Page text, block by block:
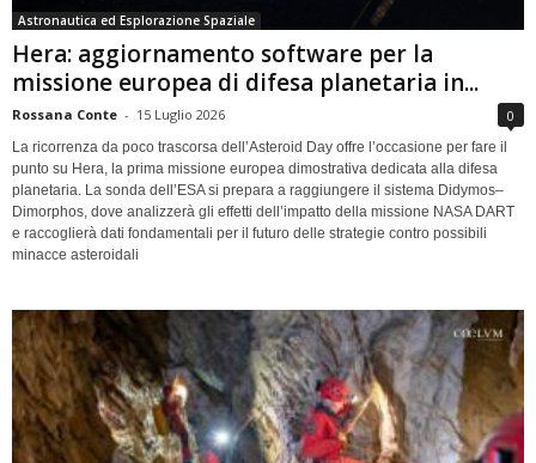
Astronautica ed Esplorazione Spaziale
Hera: aggiornamento software per la
missione europea di difesa planetaria in...
Rossana Conte - 15 Luglio 2026 0
La ricorrenza da poco trascorsa dell’Asteroid Day offre l’occasione per fare il
punto su Hera, la prima missione europea dimostrativa dedicata alla difesa
planetaria. La sonda dell’ESA si prepara a raggiungere il sistema Didymos–
Dimorphos, dove analizzerà gli effetti dell’impatto della missione NASA DART
e raccoglierà dati fondamentali per il futuro delle strategie contro possibili
minacce asteroidali